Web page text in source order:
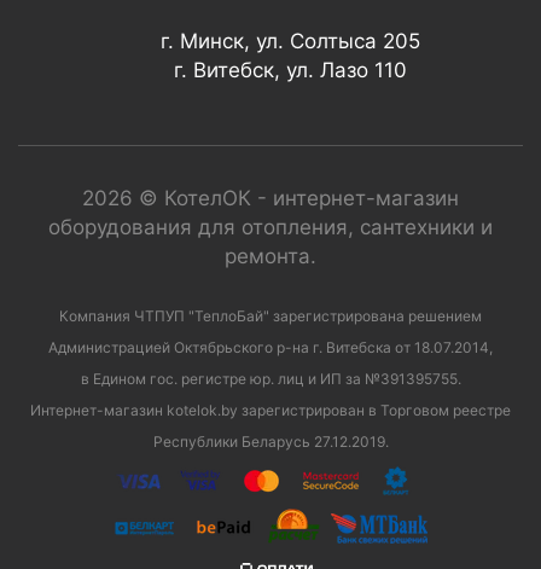
г. Минск, ул. Солтыса 205
г. Витебск, ул. Лазо 110
2026 © КотелОК - интернет-магазин
оборудования для отопления, сантехники и
ремонта.
Компания ЧТПУП "ТеплоБай" зарегистрирована решением
Администрацией Октябрьского р-на г. Витебска от 18.07.2014,
в Едином гос. регистре юр. лиц и ИП за №391395755.
Интернет-магазин kotelok.by зарегистрирован в Торговом реестре
Республики Беларусь 27.12.2019.